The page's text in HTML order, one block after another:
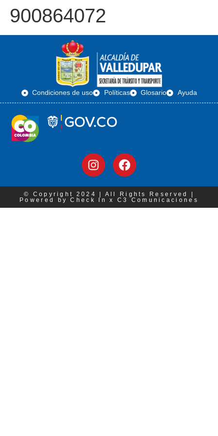
900864072
Condiciones de uso Políticas Glosario Ayuda
© Copyright 2024 | All Rights Reserved |
Powered by Check In x C3 Comunicaciones